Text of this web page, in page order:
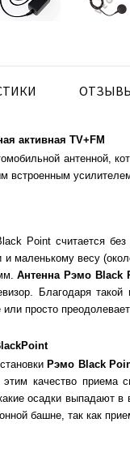
активная TV+FM
антенной,
встроенным
Point считается
маленькому весу
мм.Антенна Рэмо Black
Благодаря
просто
Рэмо Black
качество
осадки выпадают
башне, так как